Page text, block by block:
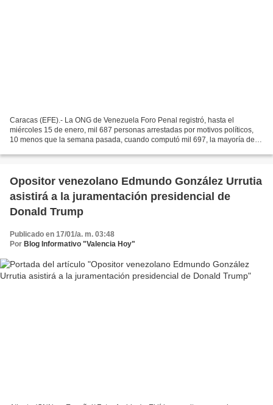
Caracas (EFE).- La ONG de Venezuela Foro Penal registró, hasta el
miércoles 15 de enero, mil 687 personas arrestadas por motivos políticos,
10 menos que la semana pasada, cuando computó mil 697, la mayoría de
Opositor venezolano Edmundo González Urrutia
asistirá a la juramentación presidencial de
Donald Trump
Publicado en 17/01/a. m. 03:48
Por Blog Informativo "Valencia Hoy"